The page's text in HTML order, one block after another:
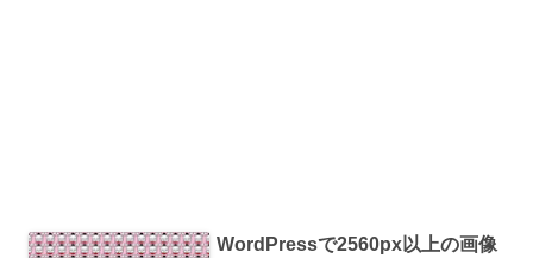
WordPressで2560px以上の画像